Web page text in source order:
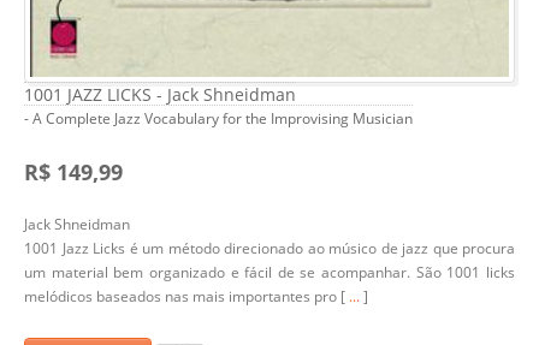
1001 JAZZ LICKS - Jack Shneidman
- A Complete Jazz Vocabulary for the Improvising Musician
R$ 149,99
Jack Shneidman
1001 Jazz Licks é um método direcionado ao músico de jazz que procura
um material bem organizado e fácil de se acompanhar. São 1001 licks
melódicos baseados nas mais importantes pro [ ...]